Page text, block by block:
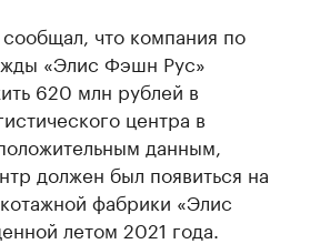
что компания по
«Элис Фэшн Рус»
620 млн рублей в
центра в
данным,
должен был появиться на
фабрики «Элис
летом 2021 года.